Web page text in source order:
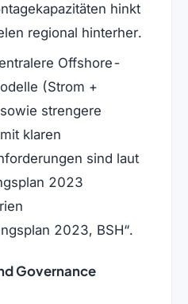
hinkt
regional hinterher.
Offshore-
(Strom +
strengere
klaren
sind laut
2023
2023, BSH .
Governance